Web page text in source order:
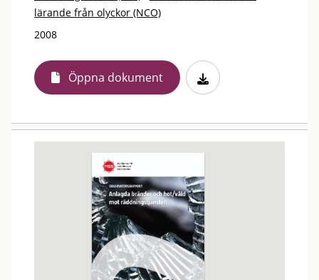
lärande från olyckor (NCO)
2008
Öppna dokument